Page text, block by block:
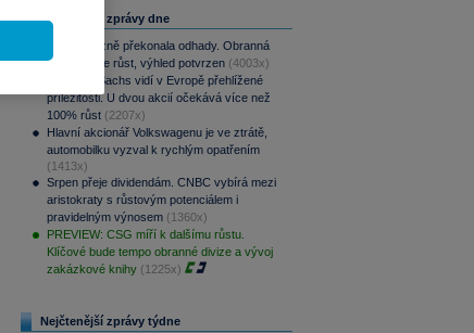
Nejčtenější zprávy dne
CSG výrazně překonala odhady. Obranná
divize táhne růst, výhled potvrzen (4003x)
Goldman Sachs vidí v Evropě přehlížené
příležitosti. U dvou akcií očekává více než
100% růst (2207x)
Hlavní akcionář Volkswagenu je ve ztrátě,
automobilku vyzval k rychlým opatřením
(1413x)
Srpen přeje dividendám. CNBC vybírá mezi
aristokraty s růstovým potenciálem i
pravidelným výnosem (1360x)
PREVIEW: CSG míří k dalšímu růstu.
Klíčové bude tempo obranné divize a vývoj
zakázkové knihy (1225x)
Nejčtenější zprávy týdne